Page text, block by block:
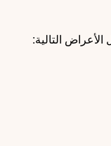
التالية: